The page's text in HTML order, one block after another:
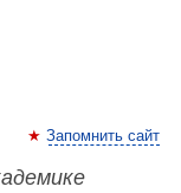
Запомнить сайт